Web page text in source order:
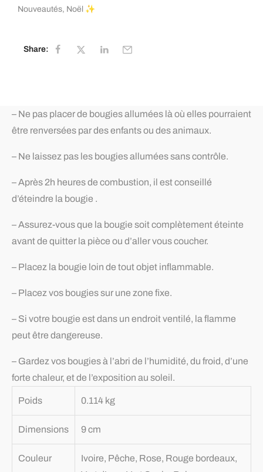
Nouveautés, Noël ✨
Share:
– Ne pas placer de bougies allumées là où elles pourraient
être renversées par des enfants ou des animaux.
– Ne laissez pas les bougies allumées sans contrôle.
– Après 2h heures de combustion, il est conseillé
d’éteindre la bougie .
– Assurez-vous que la bougie soit complètement éteinte
avant de quitter la pièce ou d’aller vous coucher.
– Placez la bougie loin de tout objet inflammable.
– Placez vos bougies sur une zone fixe.
– Si votre bougie est dans un endroit ventilé, la flamme
peut être dangereuse.
– Gardez vos bougies à l’abri de l’humidité, du froid, d’une
forte chaleur, et de l’exposition au soleil.
Poids 0.114 kg
Dimensions 9 cm
Couleur
Ivoire, Pêche, Rose, Rouge bordeaux,